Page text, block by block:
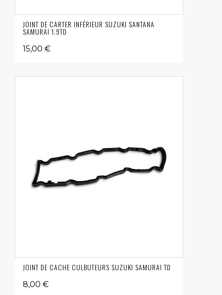
JOINT DE CARTER INFÉRIEUR SUZUKI SANTANA
SAMURAI 1.9TD
15,00 €
JOINT DE CACHE CULBUTEURS SUZUKI SAMURAI TD
8,00 €